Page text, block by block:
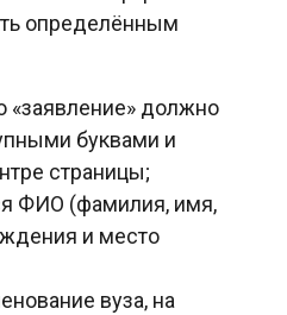
определённым
«заявление» должно
буквами и
страницы;
ФИО (фамилия, имя,
и место
вуза, на